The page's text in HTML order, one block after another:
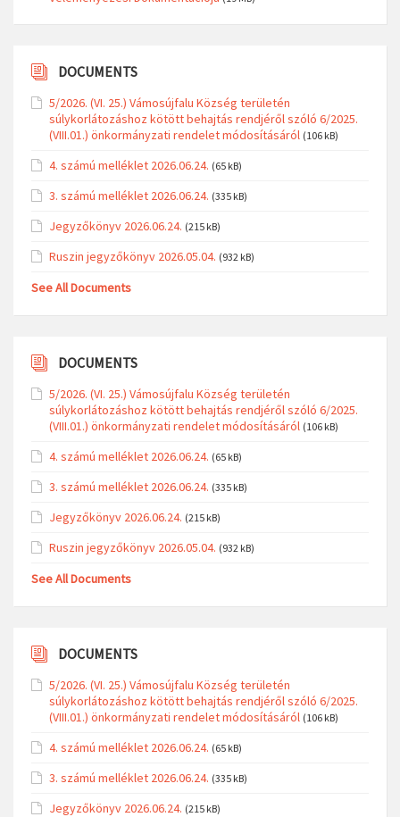
DOCUMENTS
5/2026. (VI. 25.) Vámosújfalu Község területén
súlykorlátozáshoz kötött behajtás rendjéről szóló 6/2025.
(VIII.01.) önkormányzati rendelet módosításáról (106 kB)
4. számú melléklet 2026.06.24. (65 kB)
3. számú melléklet 2026.06.24. (335 kB)
Jegyzőkönyv 2026.06.24. (215 kB)
Ruszin jegyzőkönyv 2026.05.04. (932 kB)
See All Documents
DOCUMENTS
5/2026. (VI. 25.) Vámosújfalu Község területén
súlykorlátozáshoz kötött behajtás rendjéről szóló 6/2025.
(VIII.01.) önkormányzati rendelet módosításáról (106 kB)
4. számú melléklet 2026.06.24. (65 kB)
3. számú melléklet 2026.06.24. (335 kB)
Jegyzőkönyv 2026.06.24. (215 kB)
Ruszin jegyzőkönyv 2026.05.04. (932 kB)
See All Documents
DOCUMENTS
5/2026. (VI. 25.) Vámosújfalu Község területén
súlykorlátozáshoz kötött behajtás rendjéről szóló 6/2025.
(VIII.01.) önkormányzati rendelet módosításáról (106 kB)
4. számú melléklet 2026.06.24. (65 kB)
3. számú melléklet 2026.06.24. (335 kB)
Jegyzőkönyv 2026.06.24. (215 kB)